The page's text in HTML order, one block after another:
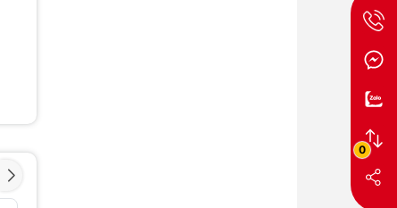
0